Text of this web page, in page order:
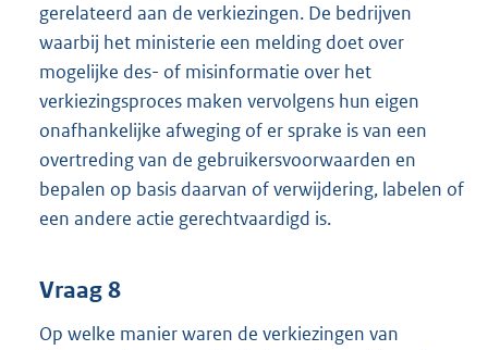
gerelateerd aan de verkiezingen. De bedrijven
waarbij het ministerie een melding doet over
mogelijke des- of misinformatie over het
verkiezingsproces maken vervolgens hun eigen
onafhankelijke afweging of er sprake is van een
overtreding van de gebruikersvoorwaarden en
bepalen op basis daarvan of verwijdering, labelen of
een andere actie gerechtvaardigd is.
Vraag 8
Op welke manier waren de verkiezingen van